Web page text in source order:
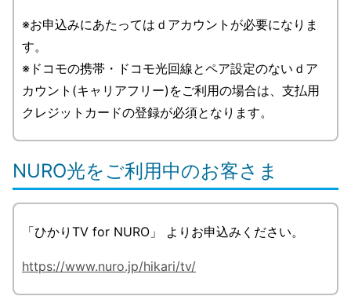
※お申込みにあたってはｄアカウントが必要になりま
す。
※ドコモの携帯・ドコモ光回線とペア設定のないｄア
カウント(キャリアフリー)をご利用の場合は、支払用
クレジットカードの登録が必須となります。
NURO光をご利用中のお客さま
「ひかりTV for NURO」 よりお申込みください。
https://www.nuro.jp/hikari/tv/